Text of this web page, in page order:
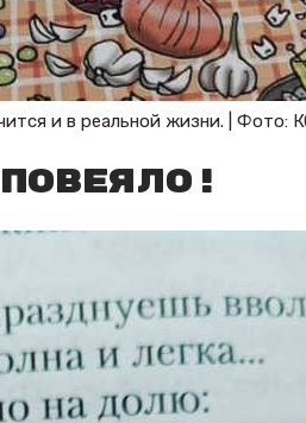
и в реальной жизни. | Фото: